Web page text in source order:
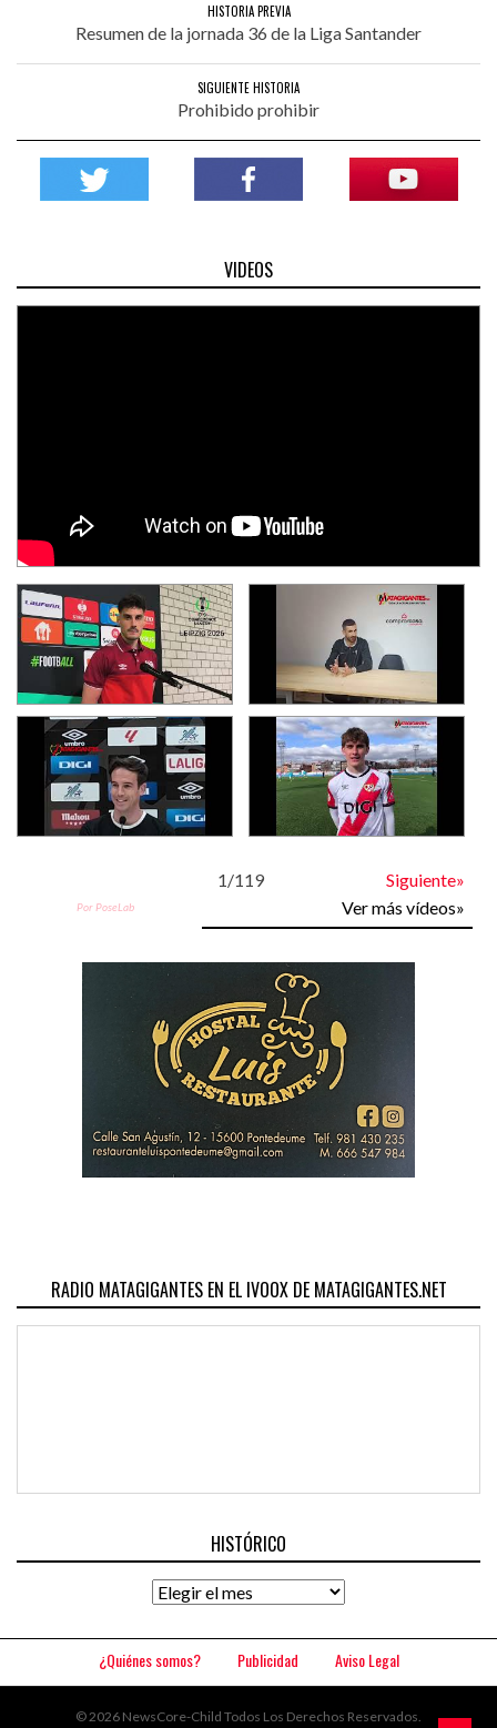
HISTORIA PREVIA
Resumen de la jornada 36 de la Liga Santander
SIGUIENTE HISTORIA
Prohibido prohibir
VIDEOS
1/119 Siguiente»
Por PoseLab Ver más vídeos»
RADIO MATAGIGANTES EN EL IVOOX DE MATAGIGANTES.NET
HISTÓRICO
Histórico
¿Quiénes somos? Publicidad Aviso Legal
© 2026 NewsCore-Child Todos Los Derechos Reservados.